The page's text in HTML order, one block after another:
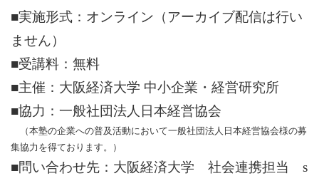
■実施形式：オンライン（アーカイブ配信は行い
ません）
■受講料：無料
■主催：大阪経済大学 中小企業・経営研究所
■協力：一般社団法人日本経営協会
（本塾の企業への普及活動において一般社団法人日本経営協会様の募
集協力を得ております。）
■問い合わせ先：大阪経済大学 社会連携担当 s